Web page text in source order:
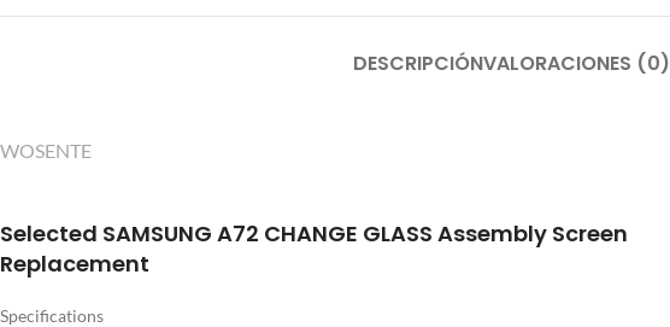
DESCRIPCIÓNVALORACIONES (0)
WOSENTE
Selected SAMSUNG A72 CHANGE GLASS Assembly Screen
Replacement
Specifications